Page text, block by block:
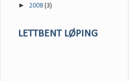
► 2008 (3)
LETTBENT LØPING